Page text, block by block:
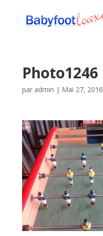
Photo1246
par admin | Mai 27, 2016